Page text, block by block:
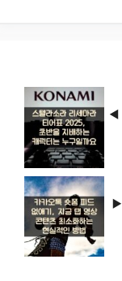
◀️
▶️